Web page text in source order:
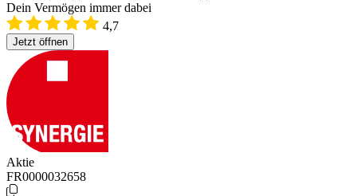
Dein Vermögen immer dabei
4,7
Jetzt öffnen
Aktie
FR0000032658